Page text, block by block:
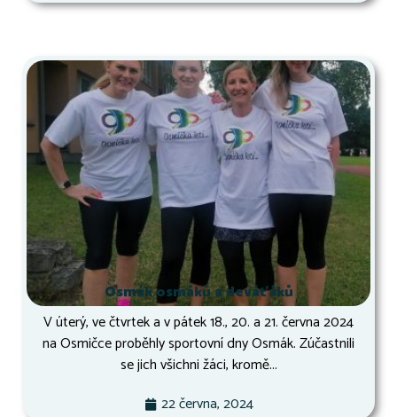
Osmák osmáků a deváťáků
V úterý, ve čtvrtek a v pátek 18., 20. a 21. června 2024
na Osmičce proběhly sportovní dny Osmák. Zúčastnili
se jich všichni žáci, kromě...
22 června, 2024